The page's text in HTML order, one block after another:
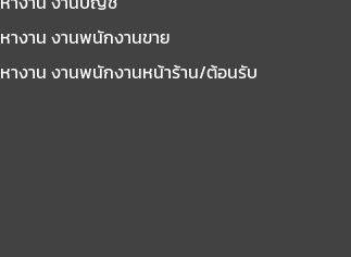
หางาน งานพนักงานขาย
หางาน งานพนักงานหน้าร้าน/ต้อนรับ